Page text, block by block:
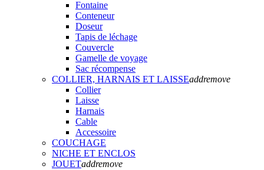
Fontaine
Conteneur
Doseur
Tapis de léchage
Couvercle
Gamelle de voyage
Sac récompense
COLLIER, HARNAIS ET LAISSEaddremove
Collier
Laisse
Harnais
Cable
Accessoire
COUCHAGE
NICHE ET ENCLOS
JOUETaddremove